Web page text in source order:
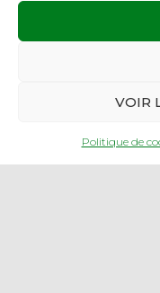
VOIR
Politique de